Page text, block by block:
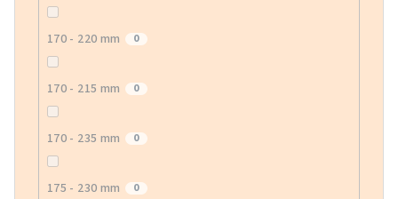
170 - 220 mm 0
170 - 215 mm 0
170 - 235 mm 0
175 - 230 mm 0